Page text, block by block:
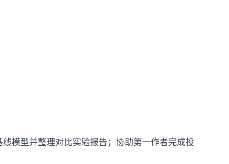
模型并整理对比实验报告；协助第一作者完成投